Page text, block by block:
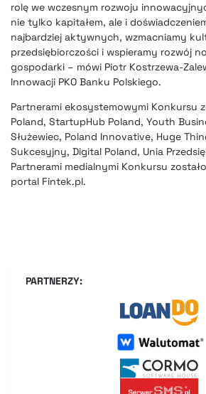
rolę we wczesnym rozwoju
nie tylko kapitałem, ale i
najbardziej aktywnych, wzmacniamy
przedsiębiorczości i wspieramy rozwój
gospodarki – mówi Piotr Kostrzewa-
Innowacji PKO Banku Polskiego.
Partnerami ekosystemowymi Konkursu
Poland, StartupHub Poland, Youth
Służewiec, Poland Innovative, Huge
Sukcesyjny, Digital Poland, Unia
Partnerami medialnymi Konkursu
portal Fintek.pl.
PARTNERZY: